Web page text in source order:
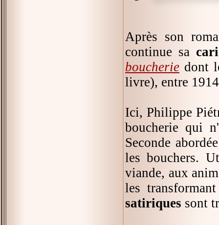
Après son
continue sa
boucherie dont
livre), entre
Ici, Philippe
boucherie qui
Seconde
les bouchers.
viande, aux
les
satiriques sont